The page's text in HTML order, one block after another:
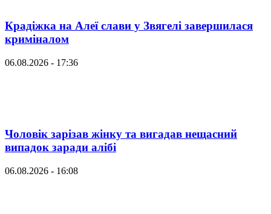
Крадіжка на Алеї слави у Звягелі завершилася
криміналом
06.08.2026 - 17:36
Чоловік зарізав жінку та вигадав нещасний
випадок заради алібі
06.08.2026 - 16:08